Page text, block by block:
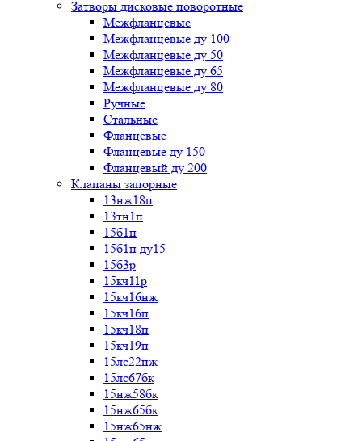
Затворы дисковые поворотные
Межфланцевые
Межфланцевые ду 100
Межфланцевые ду 50
Межфланцевые ду 65
Межфланцевые ду 80
Ручные
Стальные
Фланцевые
Фланцевые ду 150
Фланцевый ду 200
Клапаны запорные
13нж18п
13тн1п
15б1п
15б1п ду15
15б3р
15кч11р
15кч16нж
15кч16п
15кч18п
15кч19п
15лс22нж
15лс67бк
15нж58бк
15нж65бк
15нж65нж